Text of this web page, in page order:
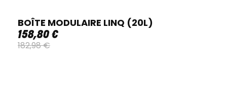
BOÎTE MODULAIRE LINQ (20L)
158,80€
182,98€